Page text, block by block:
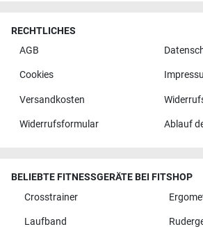
RECHTLICHES
AGB
Cookies
Versandkosten
Widerrufsformular Ablauf
BELIEBTE FITNESSGERÄTE BEI FITSHOP
Crosstrainer
Laufband